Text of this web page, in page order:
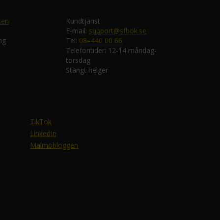
Kundtjänst
E-mail: support@sfbok.se
Tel: 08–440 00 66
Telefontider: 12-14 måndag-
torsdag
Stängt helger
TikTok
LinkedIn
Malmöbloggen